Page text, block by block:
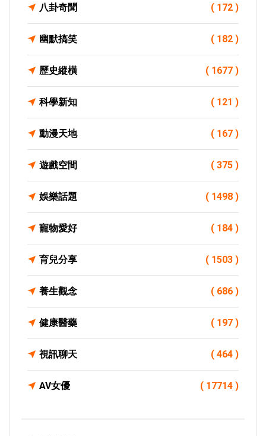
八卦奇聞 ( 172 )
幽默搞笑 ( 182 )
歷史縱橫 ( 1677 )
科學新知 ( 121 )
動漫天地 ( 167 )
遊戲空間 ( 375 )
娛樂話題 ( 1498 )
寵物愛好 ( 184 )
育兒分享 ( 1503 )
養生觀念 ( 686 )
健康醫藥 ( 197 )
視訊聊天 ( 464 )
AV女優 ( 17714 )